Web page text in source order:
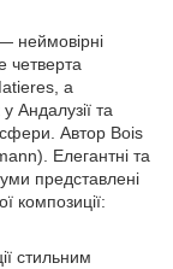
неймовірні
четверта
а
Андалузії та
Автор Bois
Елегантні та
представлені
композиції:
стильним